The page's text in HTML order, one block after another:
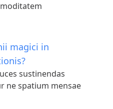
magici in
sustinendas
ne spatium mensae